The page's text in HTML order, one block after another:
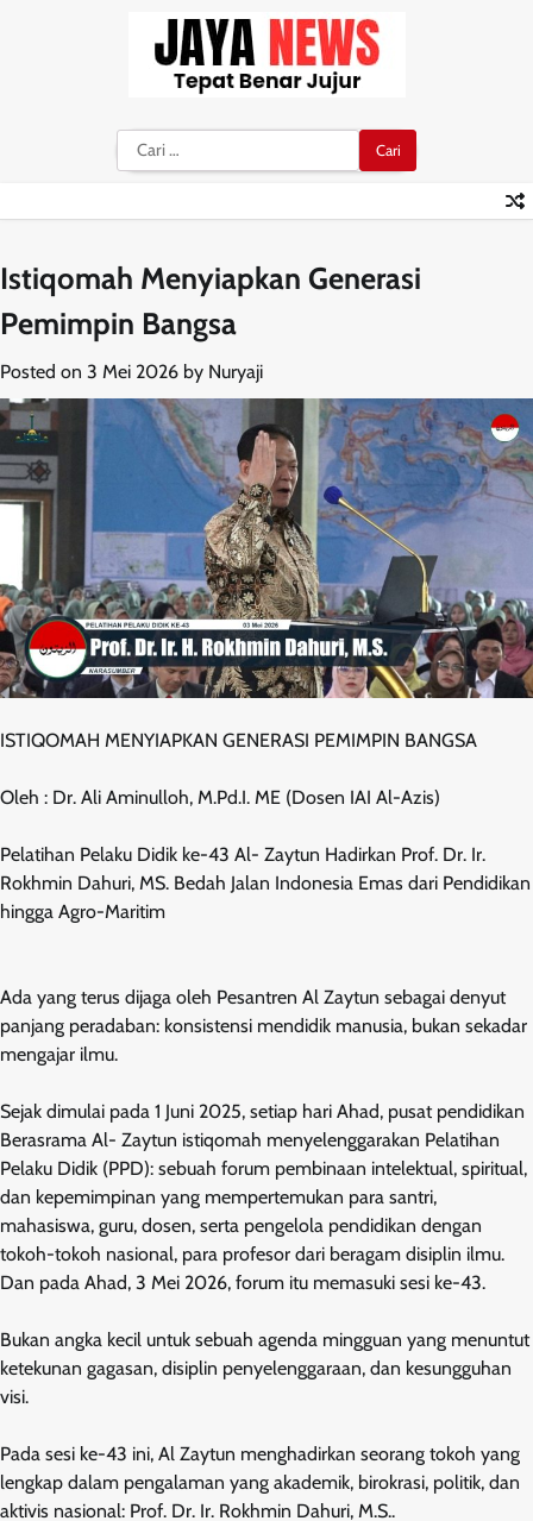
Cari
untuk:
Istiqomah Menyiapkan Generasi
Pemimpin Bangsa
Posted on 3 Mei 2026 by Nuryaji
ISTIQOMAH MENYIAPKAN GENERASI PEMIMPIN BANGSA
Oleh : Dr. Ali Aminulloh, M.Pd.I. ME (Dosen IAI Al-Azis)
Pelatihan Pelaku Didik ke-43 Al- Zaytun Hadirkan Prof. Dr. Ir.
Rokhmin Dahuri, MS. Bedah Jalan Indonesia Emas dari Pendidikan
hingga Agro-Maritim
Ada yang terus dijaga oleh Pesantren Al Zaytun sebagai denyut
panjang peradaban: konsistensi mendidik manusia, bukan sekadar
mengajar ilmu.
Sejak dimulai pada 1 Juni 2025, setiap hari Ahad, pusat pendidikan
Berasrama Al- Zaytun istiqomah menyelenggarakan Pelatihan
Pelaku Didik (PPD): sebuah forum pembinaan intelektual, spiritual,
dan kepemimpinan yang mempertemukan para santri,
mahasiswa, guru, dosen, serta pengelola pendidikan dengan
tokoh-tokoh nasional, para profesor dari beragam disiplin ilmu.
Dan pada Ahad, 3 Mei 2026, forum itu memasuki sesi ke-43.
Bukan angka kecil untuk sebuah agenda mingguan yang menuntut
ketekunan gagasan, disiplin penyelenggaraan, dan kesungguhan
visi.
Pada sesi ke-43 ini, Al Zaytun menghadirkan seorang tokoh yang
lengkap dalam pengalaman yang akademik, birokrasi, politik, dan
aktivis nasional: Prof. Dr. Ir. Rokhmin Dahuri, M.S..